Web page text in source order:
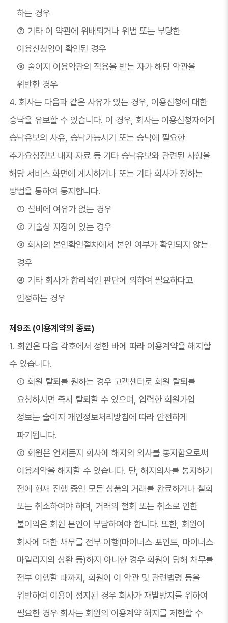
하는 경우
⑦ 기타 이 약관에 위배되거나 위법 또는 부당한
이용신청임이 확인된 경우
⑧ 술이지 이용약관의 적용을 받는 자가 해당 약관을
위반한 경우
4. 회사는 다음과 같은 사유가 있는 경우, 이용신청에 대한
승낙을 유보할 수 있습니다. 이 경우, 회사는 이용신청자에게
승낙유보의 사유, 승낙가능시기 또는 승낙에 필요한
추가요청정보 내지 자료 등 기타 승낙유보와 관련된 사항을
해당 서비스 화면에 게시하거나 또는 기타 회사가 정하는
방법을 통하여 통지합니다.
① 설비에 여유가 없는 경우
② 기술상 지장이 있는 경우
③ 회사의 본인확인절차에서 본인 여부가 확인되지 않는
경우
④ 기타 회사가 합리적인 판단에 의하여 필요하다고
인정하는 경우
제9조 (이용계약의 종료)
1. 회원은 다음 각호에서 정한 바에 따라 이용계약을 해지할
수 있습니다.
① 회원 탈퇴를 원하는 경우 고객센터로 회원 탈퇴를
요청하시면 즉시 탈퇴할 수 있으며, 입력한 회원가입
정보는 술이지 개인정보처리방침에 따라 안전하게
파기됩니다.
② 회원은 언제든지 회사에 해지의 의사를 통지함으로써
이용계약을 해지할 수 있습니다. 단, 해지의사를 통지하기
전에 현재 진행 중인 모든 상품의 거래를 완료하거나 철회
또는 취소하여야 하며, 거래의 철회 또는 취소로 인한
불이익은 회원 본인이 부담하여야 합니다. 또한, 회원이
회사에 대한 채무를 전부 이행(마이너스 포인트, 마이너스
마일리지의 상환 등)하지 아니한 경우 회원이 당해 채무를
전부 이행할 때까지, 회원이 이 약관 및 관련법령 등을
위반하여 이용이 정지된 경우 회사가 재발방지를 위하여
필요한 경우 회사는 회원의 이용계약 해지를 제한할 수